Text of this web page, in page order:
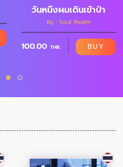
วันหนึ่งผมเดินเข้าป่า
By : Soul Realm
100.00 THB. BUY